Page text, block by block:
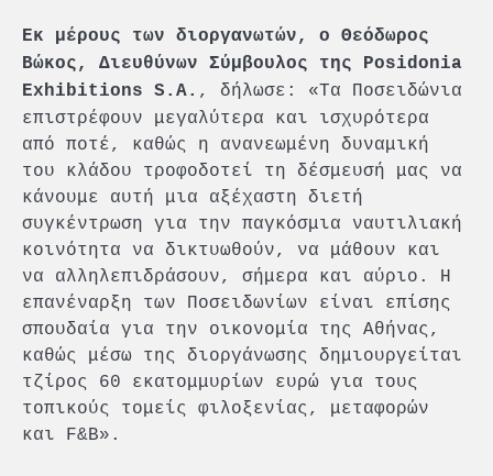
Εκ μέρους των διοργανωτών, ο Θεόδωρος
Βώκος, Διευθύνων Σύμβουλος της Posidonia
Exhibitions S.A. , δήλωσε: «Τα Ποσειδώνια
επιστρέφουν μεγαλύτερα και ισχυρότερα
από ποτέ, καθώς η ανανεωμένη δυναμική
του κλάδου τροφοδοτεί τη δέσμευσή μας να
κάνουμε αυτή μια αξέχαστη διετή
συγκέντρωση για την παγκόσμια ναυτιλιακή
κοινότητα να δικτυωθούν, να μάθουν και
να αλληλεπιδράσουν, σήμερα και αύριο. Η
επανέναρξη των Ποσειδωνίων είναι επίσης
σπουδαία για την οικονομία της Αθήνας,
καθώς μέσω της διοργάνωσης δημιουργείται
τζίρος 60 εκατομμυρίων ευρώ για τους
τοπικούς τομείς φιλοξενίας, μεταφορών
και F&B».